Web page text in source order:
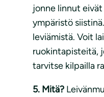
jonne linnut
ympäristö
leviämistä. Voit
ruokintapisteitä,
tarvitse kilpailla
5. Mitä?